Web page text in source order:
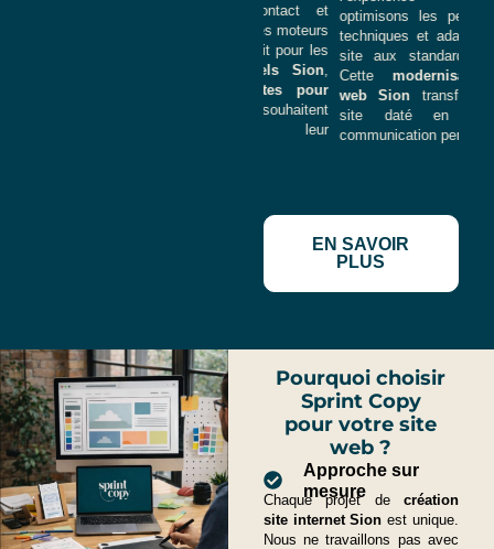
optimisons les performances
techniques et adaptons votre
site aux standards actuels.
Cettemodernisation site
web Sion
transforme votre
site daté en outil de
communication performant.
EN SAVOIR
PLUS
Pourquoi choisir
Sprint Copy
pour votre site
web ?
Approche sur
mesure
Chaque projet de création
site internet Sion est unique.
Nous ne travaillons pas avec